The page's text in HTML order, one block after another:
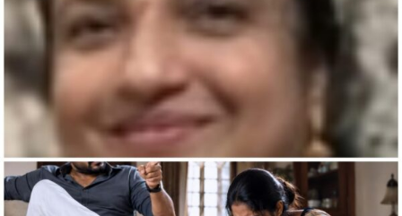
ನಿಮ್ಮ
ಕೆಲಸದಾಕೆ
ಅಲ್ಲ”
ವಿಶೇಷ
ಲೇಖನ
ವೀಣಾ
ಹೇಮಂತ್‌
ಗೌಡ
ಪಾಟೀಲ